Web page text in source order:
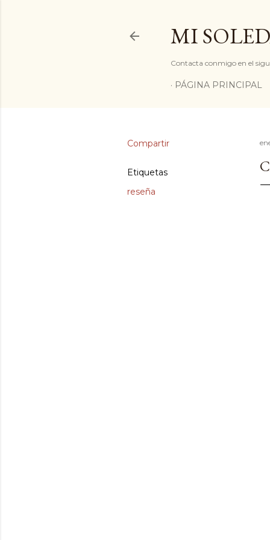
MI
Contacta conmigo en el
PÁGINA PRINCIPAL
Compartir
Etiquetas
reseña